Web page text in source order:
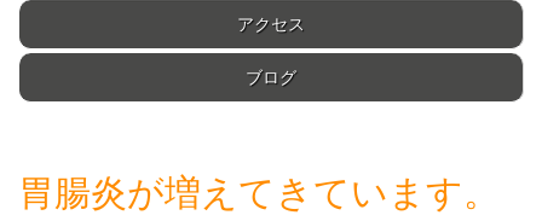
アクセス
ブログ
胃腸炎が増えてきています。